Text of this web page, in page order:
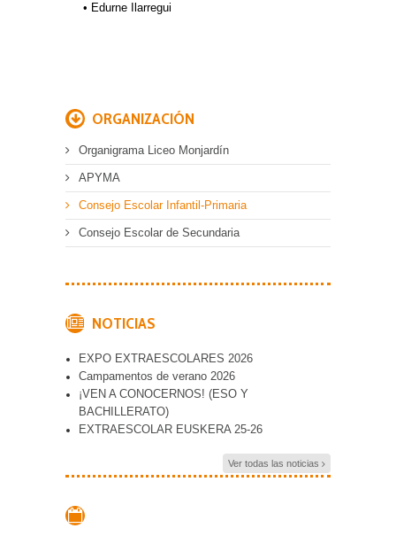
• Edurne Ilarregui
ORGANIZACIÓN
Organigrama Liceo Monjardín
APYMA
Consejo Escolar Infantil-Primaria
Consejo Escolar de Secundaria
NOTICIAS
EXPO EXTRAESCOLARES 2026
Campamentos de verano 2026
¡VEN A CONOCERNOS! (ESO Y
BACHILLERATO)
EXTRAESCOLAR EUSKERA 25-26
Ver todas las noticias